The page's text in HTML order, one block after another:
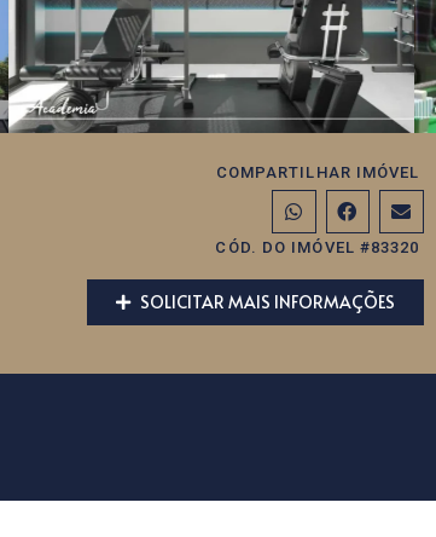
COMPARTILHAR IMÓVEL
CÓD. DO IMÓVEL #83320
SOLICITAR MAIS INFORMAÇÕES